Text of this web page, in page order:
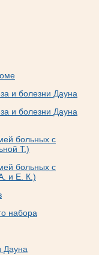
и болезни Дауна
и болезни Дауна
больных с
Т.)
больных с
и Е. К.)
набора
Дауна